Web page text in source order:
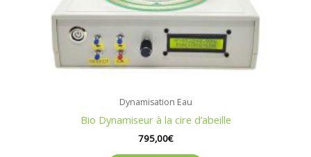
Dynamisation Eau
Bio Dynamiseur à la cire d’abeille
795,00€